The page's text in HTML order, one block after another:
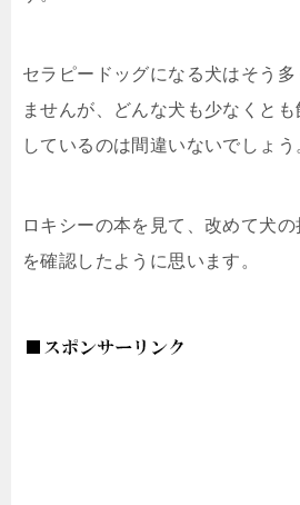
セラピードッグになる犬はそう
ませんが、どんな犬も少なくと
しているのは間違いないでしょう
ロキシーの本を見て、改めて犬
を確認したように思います。